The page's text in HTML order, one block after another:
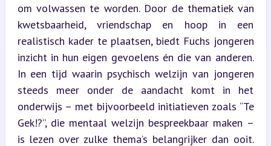
om volwassen te worden. Door de thematiek van
kwetsbaarheid, vriendschap en hoop in een
realistisch kader te plaatsen, biedt Fuchs jongeren
inzicht in hun eigen gevoelens én die van anderen.
In een tijd waarin psychisch welzijn van jongeren
steeds meer onder de aandacht komt in het
onderwijs – met bijvoorbeeld initiatieven zoals “Te
Gek!?”, die mentaal welzijn bespreekbaar maken –
is lezen over zulke thema’s belangrijker dan ooit.